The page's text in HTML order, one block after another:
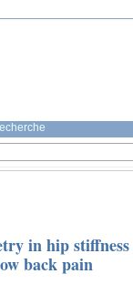
in hip
back pain